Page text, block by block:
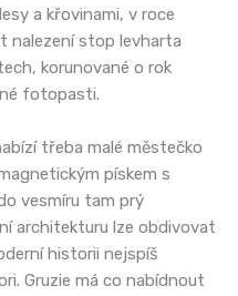
a křovinami, v roce
nalezení stop levharta
korunované o rok
fotopasti.
třeba malé městečko
pískem s
vesmíru tam prý
architekturu lze obdivovat
historii nejspíš
Gruzie má co nabídnout